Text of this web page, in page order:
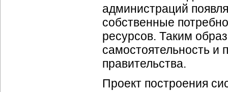
администраций
собственные
ресурсов. Таким
самостоятельность и
правительства.
Проект построения